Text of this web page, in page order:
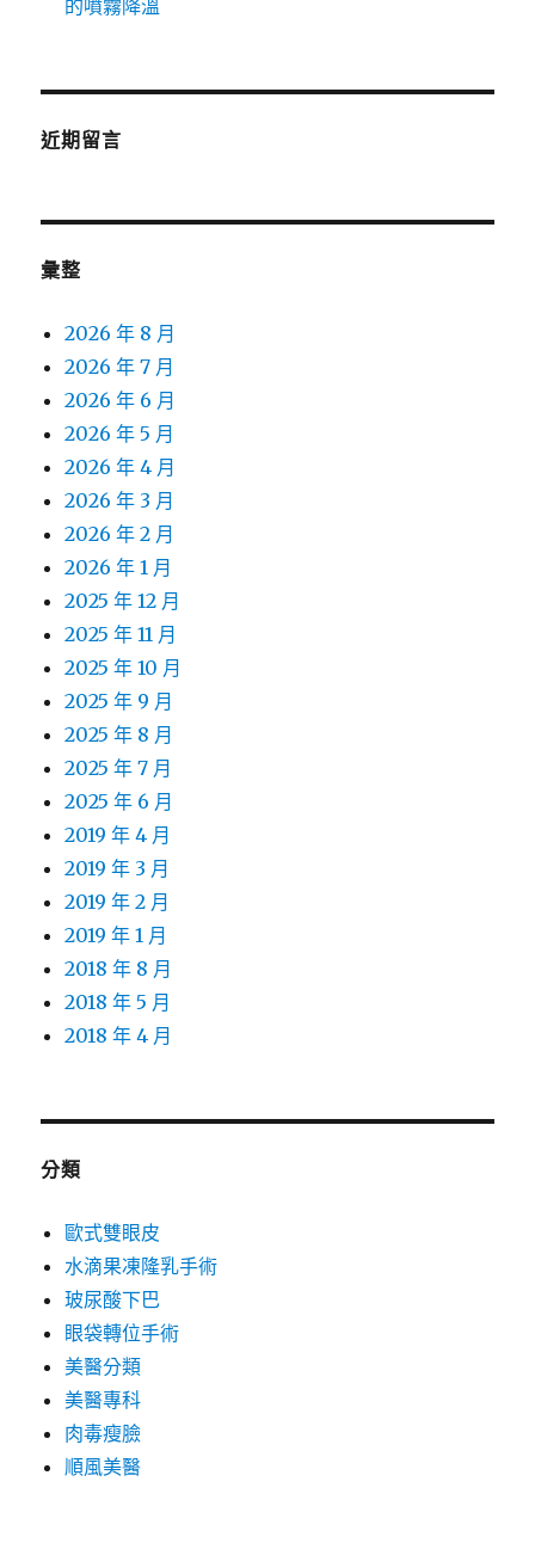
的噴霧降溫
近期留言
彙整
2026 年 8 月
2026 年 7 月
2026 年 6 月
2026 年 5 月
2026 年 4 月
2026 年 3 月
2026 年 2 月
2026 年 1 月
2025 年 12 月
2025 年 11 月
2025 年 10 月
2025 年 9 月
2025 年 8 月
2025 年 7 月
2025 年 6 月
2019 年 4 月
2019 年 3 月
2019 年 2 月
2019 年 1 月
2018 年 8 月
2018 年 5 月
2018 年 4 月
分類
歐式雙眼皮
水滴果凍隆乳手術
玻尿酸下巴
眼袋轉位手術
美醫分類
美醫專科
肉毒瘦臉
順風美醫